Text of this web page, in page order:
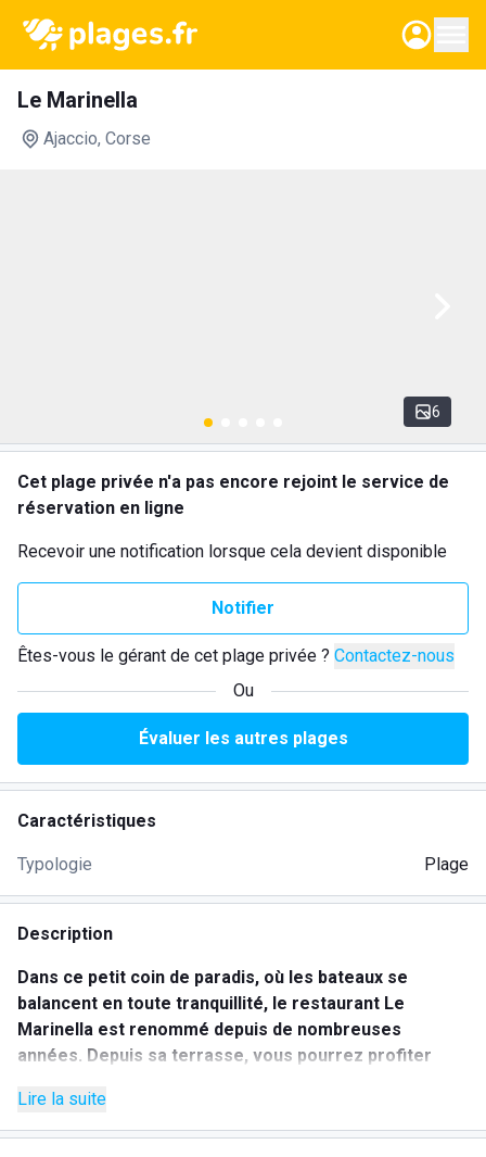
Le Marinella
Ajaccio, Corse
6
Cet plage privée n'a pas encore rejoint le service de
réservation en ligne
Recevoir une notification lorsque cela devient disponible
Notifier
Êtes-vous le gérant de cet plage privée ? Contactez-nous
Ou
Évaluer les autres plages
Caractéristiques
Typologie Plage
Description
Dans ce petit coin de paradis, où les bateaux se
balancent en toute tranquillité, le restaurant Le
Marinella est renommé depuis de nombreuses
années. Depuis sa terrasse, vous pourrez profiter
quelques suggestions de plats que vous pourrez
déguster :
Lire la suite